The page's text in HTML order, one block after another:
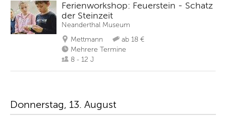
Ferienworkshop: Feuerstein - Schatz
der Steinzeit
Neanderthal Museum
Mettmann
ab 18 €
Mehrere Termine
8 - 12 J
Donnerstag, 13. August